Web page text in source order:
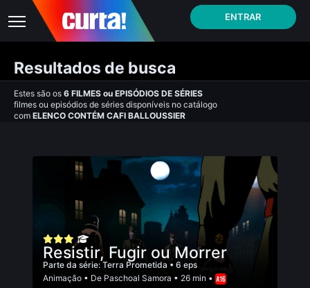
ENTRAR
Resultados de busca
Estes são os 6 FILMES ou EPISÓDIOS DE SÉRIES
filmes ou episódios de séries disponíveis no catálogo
com ELENCO CONTÉM CAFI BALLOUSSIER
Resistir, Fugir ou Morrer
Parte da série: Terra Prometida • 6 eps
Animação • De Paschoal Samora • 26 min •